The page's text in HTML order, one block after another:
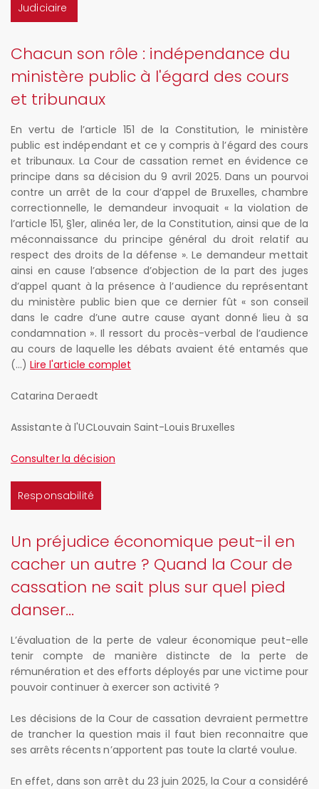
Judiciaire
Chacun son rôle : indépendance du
ministère public à l'égard des cours
et tribunaux
En vertu de l’article 151 de la Constitution, le ministère
public est indépendant et ce y compris à l’égard des cours
et tribunaux. La Cour de cassation remet en évidence ce
principe dans sa décision du 9 avril 2025. Dans un pourvoi
contre un arrêt de la cour d’appel de Bruxelles, chambre
correctionnelle, le demandeur invoquait « la violation de
l’article 151, §1er, alinéa 1er, de la Constitution, ainsi que de la
méconnaissance du principe général du droit relatif au
respect des droits de la défense ». Le demandeur mettait
ainsi en cause l’absence d’objection de la part des juges
d’appel quant à la présence à l’audience du représentant
du ministère public bien que ce dernier fût « son conseil
dans le cadre d’une autre cause ayant donné lieu à sa
condamnation ». Il ressort du procès-verbal de l’audience
au cours de laquelle les débats avaient été entamés que
(...)Lire l'article complet
Catarina Deraedt
Assistante à l'UCLouvain Saint-Louis Bruxelles
Consulter la décision
Responsabilité
Un préjudice économique peut-il en
cacher un autre ? Quand la Cour de
cassation ne sait plus sur quel pied
danser...
L’évaluation de la perte de valeur économique peut-elle
tenir compte de manière distincte de la perte de
rémunération et des efforts déployés par une victime pour
pouvoir continuer à exercer son activité ?
Les décisions de la Cour de cassation devraient permettre
de trancher la question mais il faut bien reconnaitre que
ses arrêts récents n’apportent pas toute la clarté voulue.
En effet, dans son arrêt du 23 juin 2025, la Cour a considéré